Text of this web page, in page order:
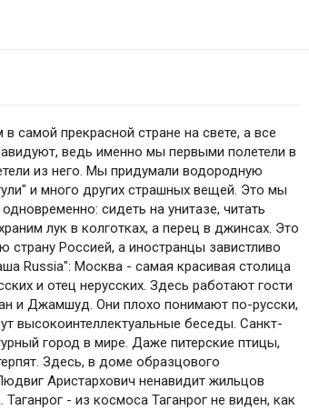
самой прекрасной стране на свете, а все
ведь именно мы первыми полетели в
из него. Мы придумали водородную
и много других страшных вещей. Это мы
сидеть на унитазе, читать
лук в колготках, а перец в джинсах. Это
Россией, а иностранцы завистливо
Russia": Москва - самая красивая столица
и отец нерусских. Здесь работают гости
и Джамшуд. Они плохо понимают по-русски,
высокоинтеллектуальные беседы. Санкт-
город в мире. Даже питерские птицы,
Здесь, в доме образцового
Аристархович ненавидит жильцов
- из космоса Таганрог не виден, как